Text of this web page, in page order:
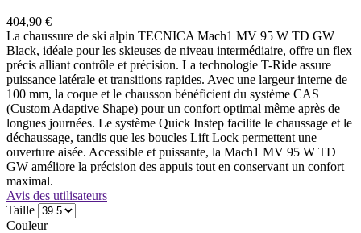
404,90 €
La chaussure de ski alpin TECNICA Mach1 MV 95 W TD GW
Black, idéale pour les skieuses de niveau intermédiaire, offre un flex
précis alliant contrôle et précision. La technologie T-Ride assure
puissance latérale et transitions rapides. Avec une largeur interne de
100 mm, la coque et le chausson bénéficient du système CAS
(Custom Adaptive Shape) pour un confort optimal même après de
longues journées. Le système Quick Instep facilite le chaussage et le
déchaussage, tandis que les boucles Lift Lock permettent une
ouverture aisée. Accessible et puissante, la Mach1 MV 95 W TD
GW améliore la précision des appuis tout en conservant un confort
maximal.
Avis des utilisateurs
Taille
Couleur